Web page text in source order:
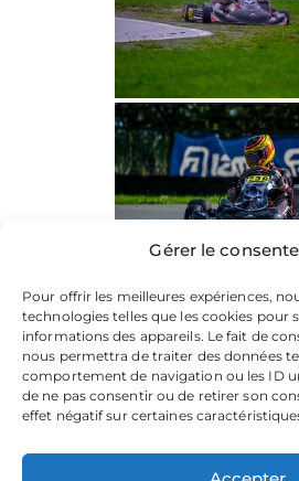
Gérer le
Pour offrir les meilleures expériences,
technologies telles que les cookies pour
informations des appareils. Le fait de
nous permettra de traiter des données
comportement de navigation ou les ID
de ne pas consentir ou de retirer son
effet négatif sur certaines